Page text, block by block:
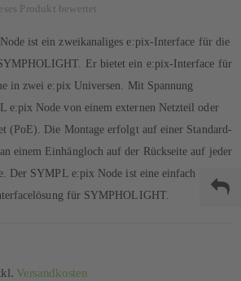
Produkt bewertet
ist ein zweikanaliges e:pix-Interface für die
Er bietet ein e:pix-Interface für
in zwei e:pix Universen. Mit Spannung
e:pix Node von einem externen Netzteil oder
(PoE). Die Montage erfolgt auf einer Standard-
einem Einhängloch auf der Rückseite auf jeder
Der SYMPL e:pix Node ist eine einfach zu
für SYMPHOLIGHT.
Versandkosten